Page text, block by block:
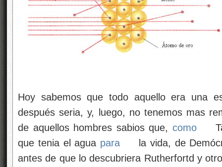
Hoy sabemos que todo aquello era una
después seria, y, luego, no tenemos mas
de aquellos hombres sabios que, como
que tenia el agua para
la vida, de
antes de que lo descubriera Rutherfortd y